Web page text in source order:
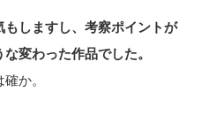
しますし、考察ポイントが
変わった作品でした。
か。